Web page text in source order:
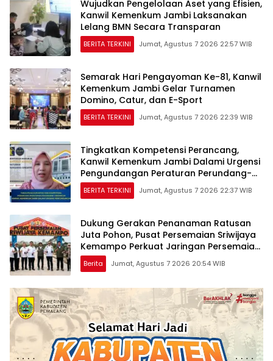
Wujudkan Pengelolaan Aset yang Efisien,
Kanwil Kemenkum Jambi Laksanakan
Lelang BMN Secara Transparan
BERITA TERKINI Jumat, Agustus 7 2026 22:57 WIB
Semarak Hari Pengayoman Ke-81, Kanwil
Kemenkum Jambi Gelar Turnamen
Domino, Catur, dan E-Sport
BERITA TERKINI Jumat, Agustus 7 2026 22:39 WIB
Tingkatkan Kompetensi Perancang,
Kanwil Kemenkum Jambi Dalami Urgensi
Pengundangan Peraturan Perundang-
undangan
BERITA TERKINI Jumat, Agustus 7 2026 22:37 WIB
Dukung Gerakan Penanaman Ratusan
Juta Pohon, Pusat Persemaian Sriwijaya
Kemampo Perkuat Jaringan Persemaian
Nasional*
Berita Jumat, Agustus 7 2026 20:54 WIB